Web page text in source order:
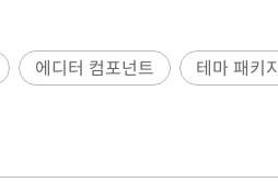
에디터 컴포넌트 테마 패키지